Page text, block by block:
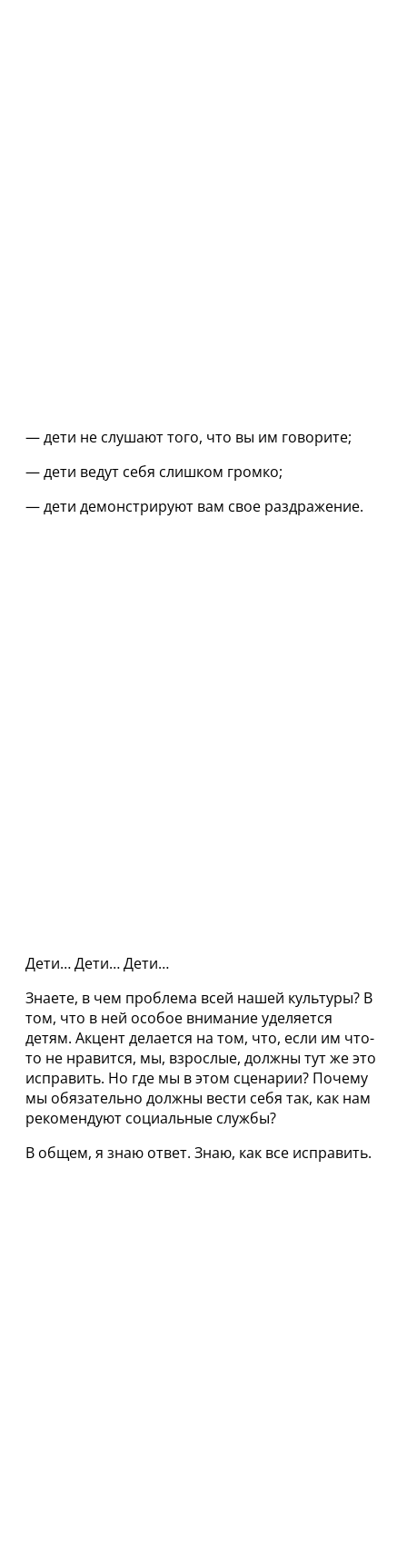
— дети не слушают того, что вы им говорите;
— дети ведут себя слишком громко;
— дети демонстрируют вам свое раздражение.
Дети… Дети… Дети…
Знаете, в чем проблема всей нашей культуры? В
том, что в ней особое внимание уделяется
детям. Акцент делается на том, что, если им что-
то не нравится, мы, взрослые, должны тут же это
исправить. Но где мы в этом сценарии? Почему
мы обязательно должны вести себя так, как нам
рекомендуют социальные службы?
В общем, я знаю ответ. Знаю, как все исправить.